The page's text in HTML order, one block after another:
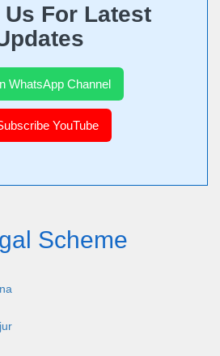
For Latest
WhatsApp Channel
YouTube
Scheme